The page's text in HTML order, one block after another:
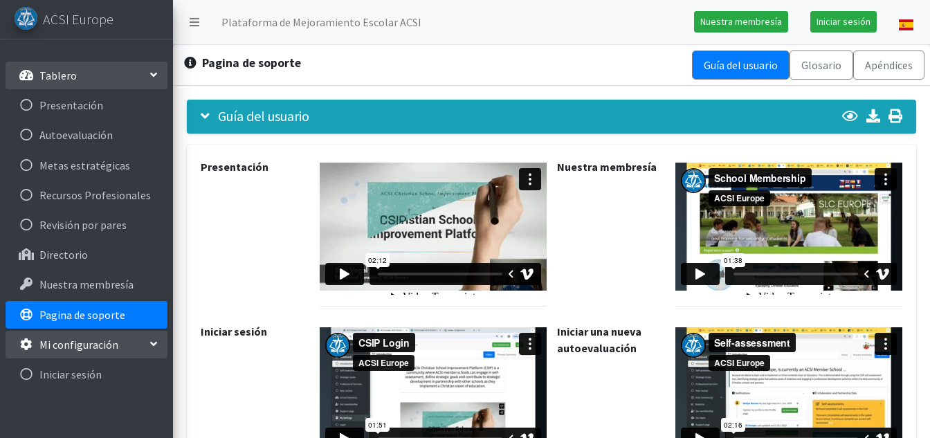
Plataforma de Mejoramiento Escolar ACSI Nuestra membresía Iniciar sesión
ACSI Europe
Tablero
Presentación
Autoevaluación
Metas estratégicas
Recursos Profesionales
Revisión por pares
Directorio
Nuestra membresía
Pagina de soporte
Mi configuración
Iniciar sesión
Pagina de soporte Guía del usuario Glosario Apéndices
Guía del usuario
Presentación Nuestra membresía
Iniciar sesión
Iniciar una nueva
autoevaluación